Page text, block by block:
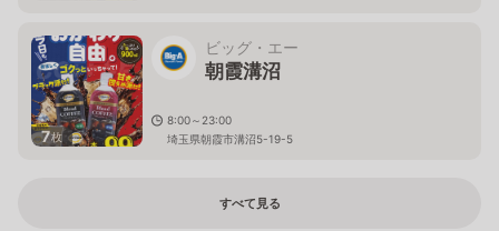
7枚
ビッグ・エー
朝霞溝沼
8:00～23:00
埼玉県朝霞市溝沼5-19-5
すべて見る